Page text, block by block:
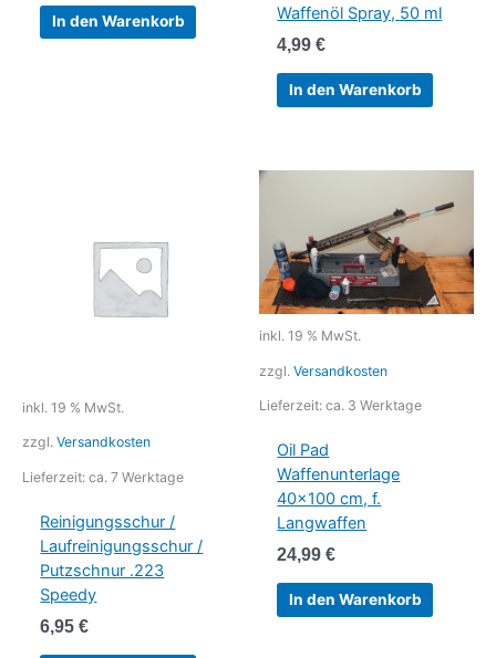
In den Warenkorb
Waffenöl Spray, 50 ml
4,99€
In den Warenkorb
inkl. 19 % MwSt.
zzgl. Versandkosten
Lieferzeit: ca. 7 Werktage
Reinigungsschur /
Laufreinigungsschur /
Putzschnur .223
Speedy
6,95€
inkl. 19 % MwSt.
zzgl. Versandkosten
Lieferzeit: ca. 3 Werktage
Oil Pad
Waffenunterlage
40×100 cm, f.
Langwaffen
24,99€
In den Warenkorb